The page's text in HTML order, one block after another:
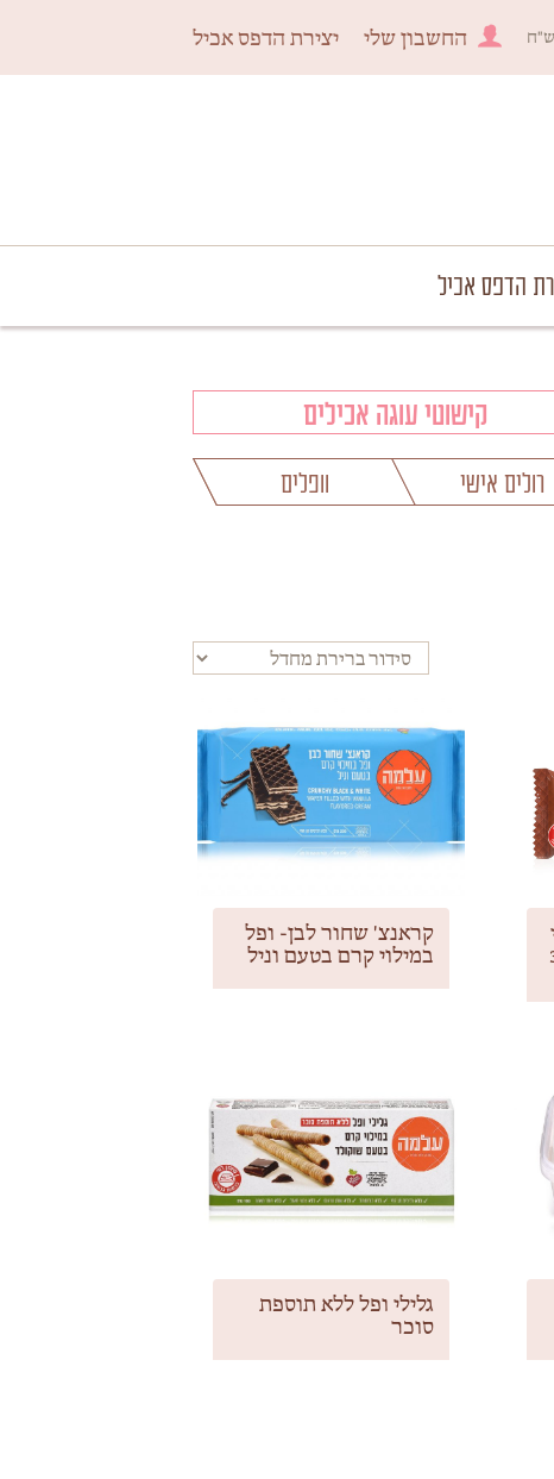
החשבון שלי יצירת הדפס אכיל
הדפס אכיל
קישוטי עוגה אכילים
רולים אישי וופלים
30
קראנצ' שחור לבן- ופל
במילוי קרם בטעם וניל
גלילי ופל ללא תוספת
סוכר